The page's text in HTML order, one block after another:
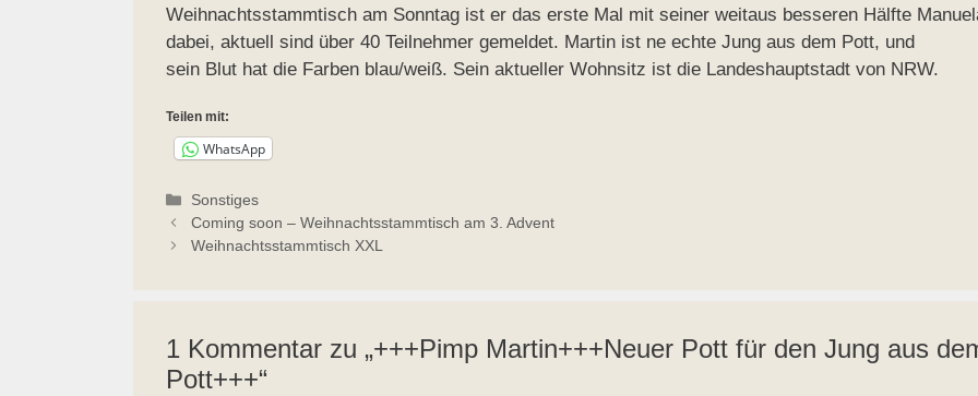
Weihnachtsstammtisch am Sonntag ist er das erste Mal mit seiner weitaus besseren Hälfte
dabei, aktuell sind über 40 Teilnehmer gemeldet. Martin ist ne echte Jung aus dem Pott, und
sein Blut hat die Farben blau/weiß. Sein aktueller Wohnsitz ist die Landeshauptstadt von NRW.
Teilen mit:
WhatsApp
Kategorien
Sonstiges
Coming soon – Weihnachtsstammtisch am 3. Advent
Weihnachtsstammtisch XXL
1 Kommentar zu „+++Pimp Martin+++Neuer Pott für den Jung aus
Pott+++“